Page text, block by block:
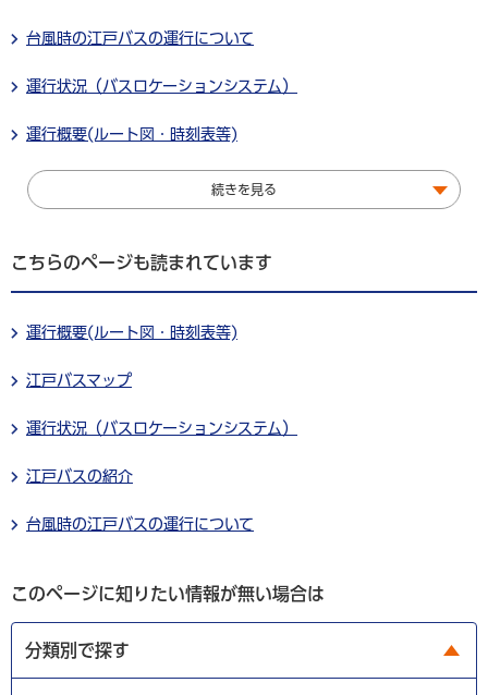
台風時の江戸バスの運行について
運行状況（バスロケーションシステム）
運行概要(ルート図・時刻表等)
続きを見る
こちらのページも読まれています
運行概要(ルート図・時刻表等)
江戸バスマップ
運行状況（バスロケーションシステム）
江戸バスの紹介
台風時の江戸バスの運行について
このページに知りたい情報が無い場合は
分類別で探す